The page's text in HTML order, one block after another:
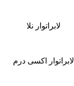
لابراتوار نلا
لابراتوار اکسی درم